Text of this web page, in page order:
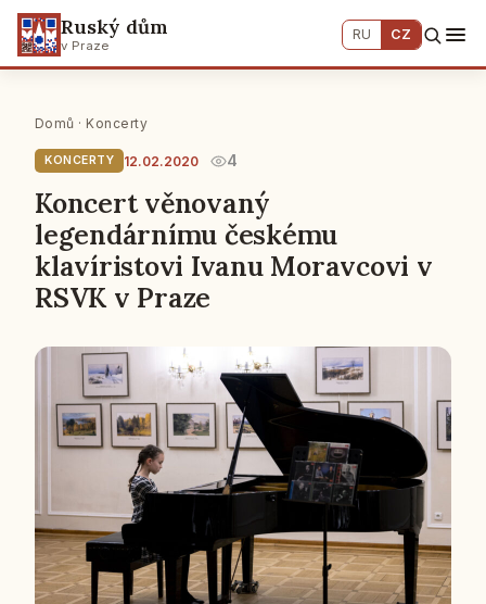
Ruský dům
v Praze
RU CZ
Domů · Koncerty
KONCERTY 12.02.2020 4
Koncert věnovaný
legendárnímu českému
klavíristovi Ivanu Moravcovi v
RSVK v Praze